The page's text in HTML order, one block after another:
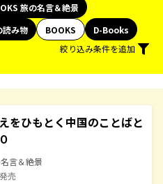
旅の名言＆絶景
読み物 BOOKS
D-Books
絞り込み条件を追加
をひもとく中国のことばと
言＆絶景
売